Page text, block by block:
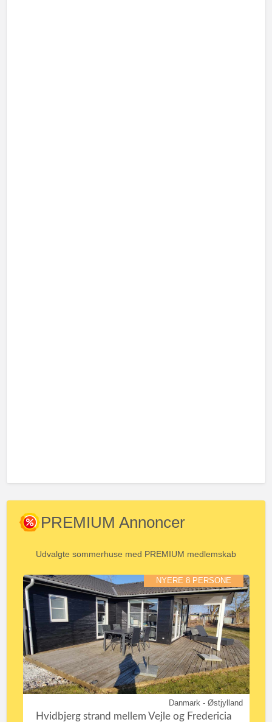
PREMIUM Annoncer
Udvalgte sommerhuse med PREMIUM medlemskab
NYERE 8 PERSONE
Danmark - Østjylland
Hvidbjerg strand mellem Vejle og Fredericia